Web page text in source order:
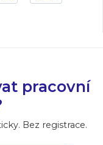
pracovní
Bez registrace.